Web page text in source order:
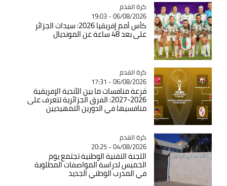
Catégorie
كرة القدم
06/08/2026 - 19:03
كأس أمم إفريقيا 2026: سيدات الجزائر
على بعد 48 ساعة عن المونديال
Catégorie
كرة القدم
06/08/2026 - 17:31
قرعة منافسات ما بين الأندية الإفريقية
2026-2027: الفرق الجزائرية تتعرف على
منافسيها في الدورين التمهيديين
Catégorie
كرة القدم
04/08/2026 - 20:25
اللجنة التقنية الوطنية تجتمع يوم
الخميس لدراسة المواصفات المطلوبة
في المدرب الوطني الجديد